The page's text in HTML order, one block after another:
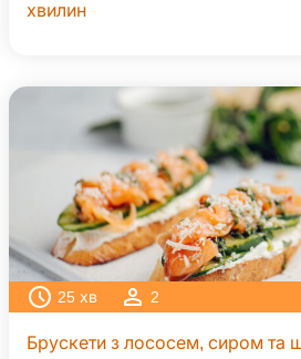
хвилин
25 хв 2
Брускети з лососем, сиром та